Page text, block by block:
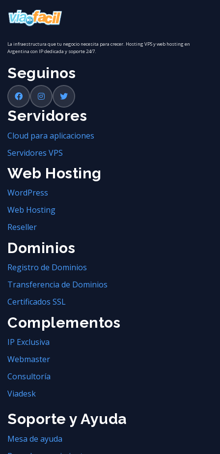
La infraestructura que tu negocio necesita para crecer. Hosting VPS y web hosting en
Argentina con IP dedicada y soporte 24/7.
Seguinos
Servidores
Cloud para aplicaciones
Servidores VPS
Web Hosting
WordPress
Web Hosting
Reseller
Dominios
Registro de Dominios
Transferencia de Dominios
Certificados SSL
Complementos
IP Exclusiva
Webmaster
Consultoría
Viadesk
Soporte y Ayuda
Mesa de ayuda